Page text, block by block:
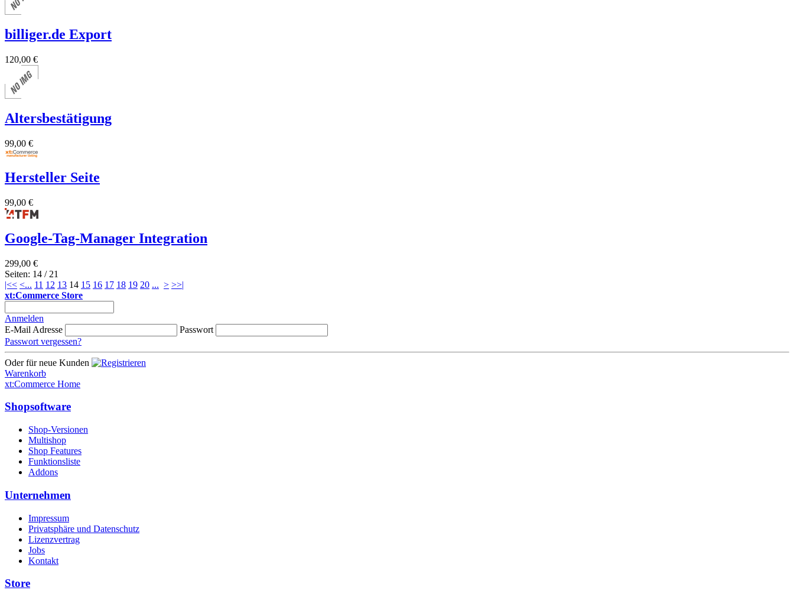
billiger.de Export
120,00 €
Altersbestätigung
99,00 €
Hersteller Seite
99,00 €
Google-Tag-Manager Integration
299,00 €
Seiten: 14 / 21
|<< <... 11 12 13 14 15 16 17 18 19 20 ... > >>|
xt:Commerce Store
Anmelden
E-Mail Adresse
Passwort
Passwort vergessen?
Oder für neue Kunden
Warenkorb
xt:Commerce Home
Shopsoftware
Shop-Versionen
Multishop
Shop Features
Funktionsliste
Addons
Unternehmen
Impressum
Privatsphäre und Datenschutz
Lizenzvertrag
Jobs
Kontakt
Store